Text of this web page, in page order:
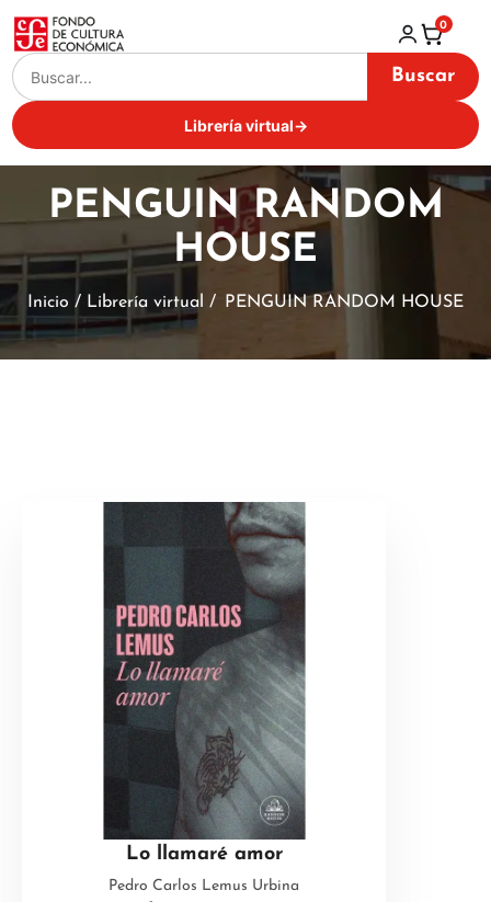
Buscar
Librería virtual→
0
PENGUIN RANDOM
HOUSE
Inicio / Librería virtual / PENGUIN RANDOM HOUSE
Lo llamaré amor
Pedro Carlos Lemus Urbina